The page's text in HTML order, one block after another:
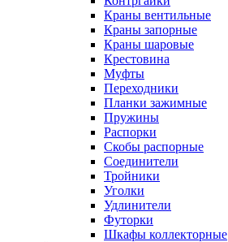
Краны вентильные
Краны запорные
Краны шаровые
Крестовина
Муфты
Переходники
Планки зажимные
Пружины
Распорки
Скобы распорные
Соединители
Тройники
Уголки
Удлинители
Футорки
Шкафы коллекторные